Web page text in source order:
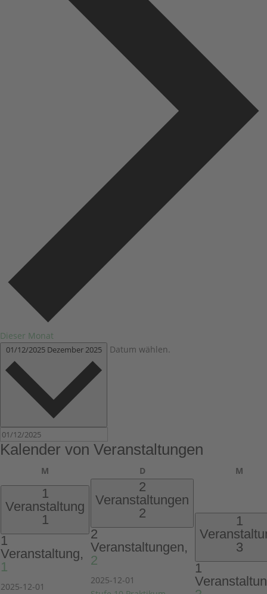
Dieser Monat
01/12/2025 Dezember 2025 Datum wählen.
Kalender von Veranstaltungen
M DDienstag M
1
Veranstaltung
1
1
Veranstaltung,
1
2025-12-01
2
Veranstaltungen
2
2
Veranstaltungen,
2
2025-12-01
1
3
1